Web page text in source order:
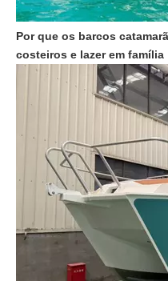
Por que os barcos
costeiros e lazer em família